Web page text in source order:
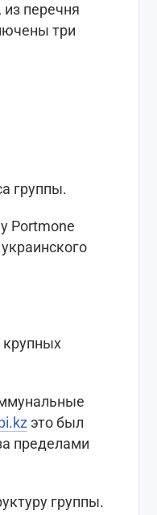
перечня
три
группы.
Portmone
крупных
это был
пределами
группы.